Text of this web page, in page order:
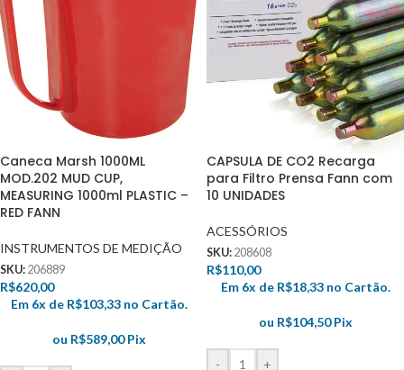
Caneca Marsh 1000ML
MOD.202 MUD CUP,
MEASURING 1000ml PLASTIC –
RED FANN
INSTRUMENTOS DE MEDIÇÃO
SKU: 206889
R$620,00
Em 6x de R$103,33 no Cartão.
ou R$589,00 Pix
CAPSULA DE CO2 Recarga
para Filtro Prensa Fann com
10 UNIDADES
ACESSÓRIOS
SKU: 208608
R$110,00
Em 6x de R$18,33 no Cartão.
ou R$104,50 Pix
- +